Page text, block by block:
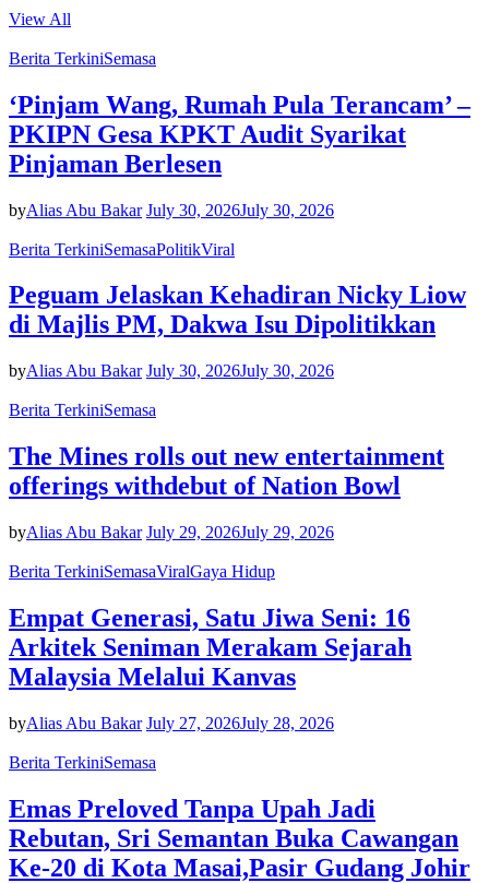
View All
Berita TerkiniSemasa
‘Pinjam Wang, Rumah Pula Terancam’ –
PKIPN Gesa KPKT Audit Syarikat
Pinjaman Berlesen
byAlias Abu Bakar July 30, 2026July 30, 2026
Berita TerkiniSemasaPolitikViral
Peguam Jelaskan Kehadiran Nicky Liow
di Majlis PM, Dakwa Isu Dipolitikkan
byAlias Abu Bakar July 30, 2026July 30, 2026
Berita TerkiniSemasa
The Mines rolls out new entertainment
offerings withdebut of Nation Bowl
byAlias Abu Bakar July 29, 2026July 29, 2026
Berita TerkiniSemasaViralGaya Hidup
Empat Generasi, Satu Jiwa Seni: 16
Arkitek Seniman Merakam Sejarah
Malaysia Melalui Kanvas
byAlias Abu Bakar July 27, 2026July 28, 2026
Berita TerkiniSemasa
Emas Preloved Tanpa Upah Jadi
Rebutan, Sri Semantan Buka Cawangan
Ke-20 di Kota Masai,Pasir Gudang Johir